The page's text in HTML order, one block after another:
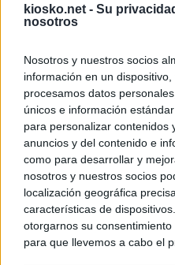
kiosko.net - Su
nosotros
Nosotros y nuestros socios
información en un
procesamos datos
únicos e información
para personalizar contenidos
anuncios y del contenido e
como para desarrollar y
nosotros y nuestros socios
localización geográfica
características de
otorgarnos su
para que llevemos a cabo el